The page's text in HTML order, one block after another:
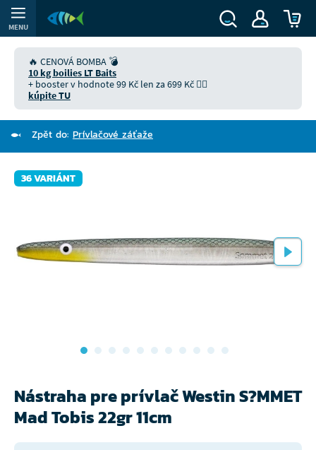
MENU
🔥 CENOVÁ BOMBA 💣
10 kg boilies LT Baits
+ booster v hodnote 99 Kč len za 699 Kč 👉🏻
kúpite TU
Zpět do: Prívlačové záťaže
36 VARIÁNT
Nástraha pre prívlač Westin S?MMET
Mad Tobis 22gr 11cm